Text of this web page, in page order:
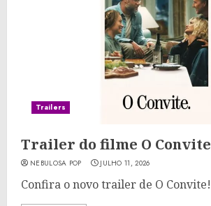
Trailers
Trailer do filme O Convite
NEBULOSA POP JULHO 11, 2026
Confira o novo trailer de O Convite!